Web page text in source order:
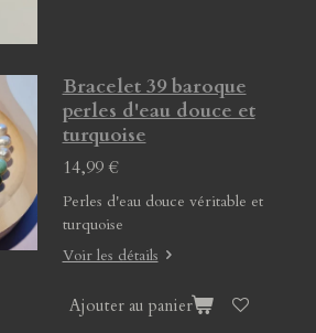
Bracelet 39 baroque
perles d'eau douce et
turquoise
14,99 €
Perles d'eau douce véritable et
turquoise
Voir les détails
Ajouter au panier